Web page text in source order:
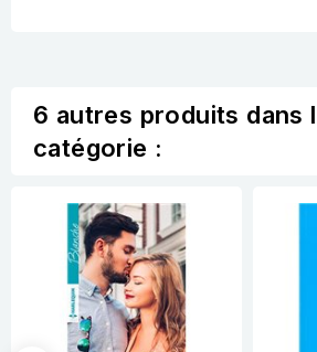
6 autres produits dans
catégorie :